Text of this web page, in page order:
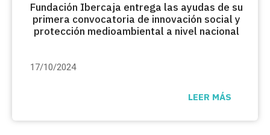
Fundación Ibercaja entrega las ayudas de su
primera convocatoria de innovación social y
protección medioambiental a nivel nacional
17/10/2024
LEER MÁS